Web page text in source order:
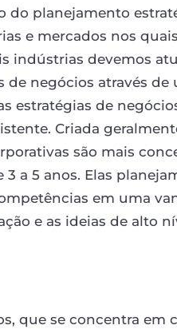
do planejamento
e mercados nos
indústrias devemos
negócios através de
estratégias de
Criada
são mais
a 5 anos. Elas
em uma
e as ideias de alto
que se concentra em